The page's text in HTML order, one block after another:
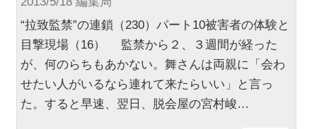
“拉致監禁”の連鎖（230）パート10被害者の体験と
目撃現場（16） 監禁から２、３週間が経った
が、何のらちもあかない。舞さんは両親に「会わ
せたい人がいるなら連れて来たらいい」と言っ
た。すると早速、翌日、脱会屋の宮村峻…